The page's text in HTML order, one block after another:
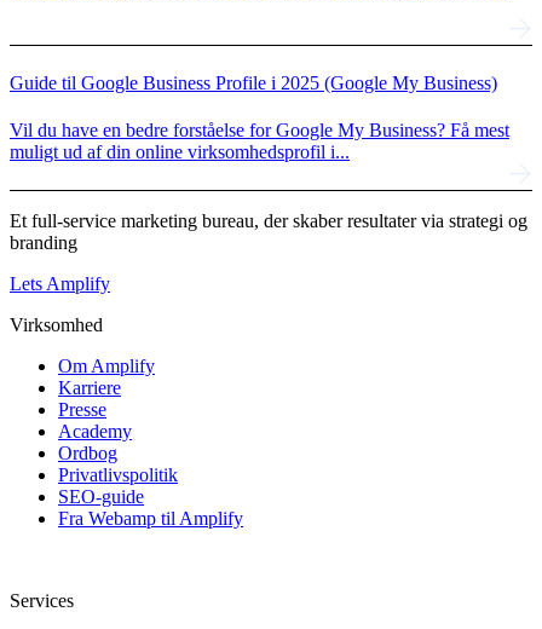
Guide til Google Business Profile i 2025 (Google My Business)
Vil du have en bedre forståelse for Google My Business? Få mest
muligt ud af din online virksomhedsprofil i...
Et full-service marketing bureau, der skaber resultater via strategi og
branding
Lets Amplify
Virksomhed
Om Amplify
Karriere
Presse
Academy
Ordbog
Privatlivspolitik
SEO-guide
Fra Webamp til Amplify
Services